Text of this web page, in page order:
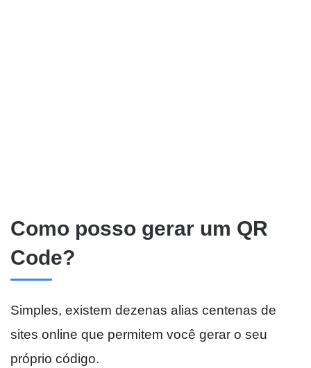
Como posso gerar um QR
Code?
Simples, existem dezenas alias centenas de
sites online que permitem você gerar o seu
próprio código.